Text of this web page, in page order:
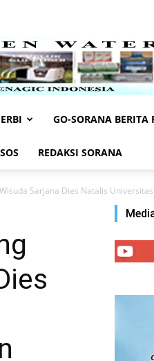
GO-SORANA BERITA
REDAKSI SORANA
Sarjana Dies Natalis